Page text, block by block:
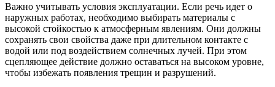
Важно учитывать условия эксплуатации. Если речь идет о
наружных работах, необходимо выбирать материалы с
высокой стойкостью к атмосферным явлениям. Они должны
сохранять свои свойства даже при длительном контакте с
водой или под воздействием солнечных лучей. При этом
сцепляющее действие должно оставаться на высоком уровне,
чтобы избежать появления трещин и разрушений.